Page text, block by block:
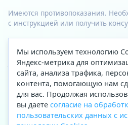
Имеются противопоказания.
с инструкцией или получить
© 2023—2026 Все права
Адрес
Архангельск, ул. Папанина, д. 19
автоцентра «Тойота»)
Приемная Генерального
Мы используем технологию
Яндекс-метрика для
сайта, анализа трафика,
контента, помогающую нам
для вас. Продолжая
вы даете согласие на
пользовательских данных с